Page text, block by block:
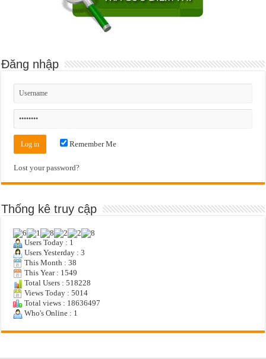
Đăng nhập
Remember Me
Lost your password?
Thống kê truy cập
Users Today : 1
Users Yesterday : 3
This Month : 38
This Year : 1549
Total Users : 518228
Views Today : 5014
Total views : 18636497
Who's Online : 1